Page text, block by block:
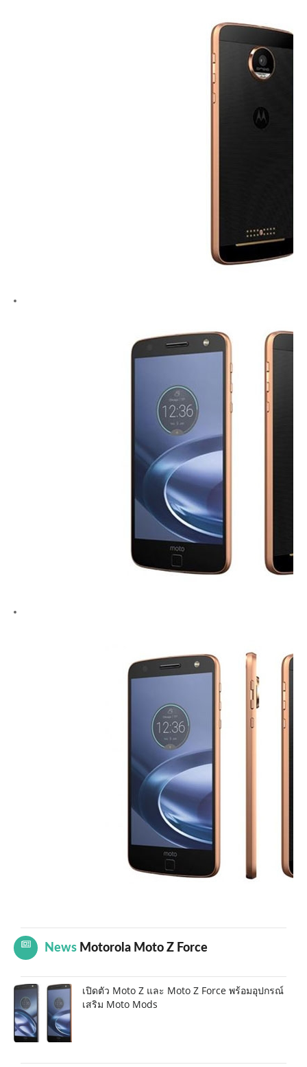
News Motorola Moto Z Force
เปิดตัว Moto Z และ Moto Z Force พร้อมอุปกรณ์
เสริม Moto Mods